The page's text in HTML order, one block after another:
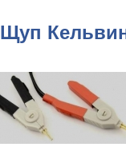
Щуп